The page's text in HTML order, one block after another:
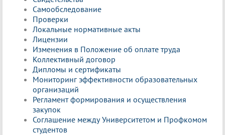
Самообследование
Проверки
Локальные нормативные акты
Лицензии
Изменения в Положение об оплате труда
Коллективный договор
Дипломы и сертификаты
Мониторинг эффективности образовательных
организаций
Регламент формирования и осуществления
закупок
Соглашение между Университетом и Профкомом
студентов